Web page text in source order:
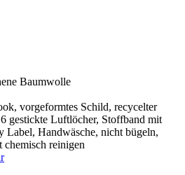
Baumwolle
vorgeformtes Schild, recycelter
gestickte Luftlöcher, Stoffband mit
Label, Handwäsche, nicht bügeln,
chemisch reinigen